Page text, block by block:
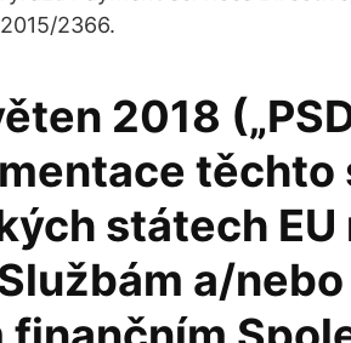
2366.
2018
těchto
státech EU
a/